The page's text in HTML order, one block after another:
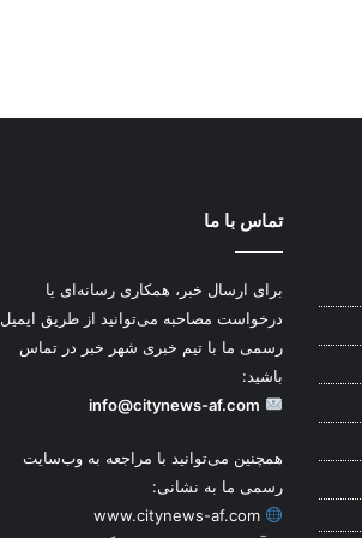
تماس با ما
برای ارسال خبر، همکاری رسانه‌ای یا
درخواست مصاحبه می‌توانید از طریق ایمیل
رسمی ما با تیم خبری شهر خبر در تماس
باشید:
info@citynews-af.com
همچنین می‌توانید با مراجعه به وب‌سایت
رسمی ما به نشانی:
www.citynews-af.com